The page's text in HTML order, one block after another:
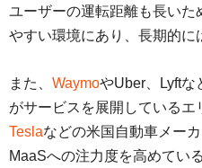
ユーザーの運転距離も長いた
やすい環境にあり、長期的に
また、 WaymoやUber、Lyftな
がサービスを展開しているエ
Teslaなどの米国自動車メー
MaaSへの注力度を高めてい